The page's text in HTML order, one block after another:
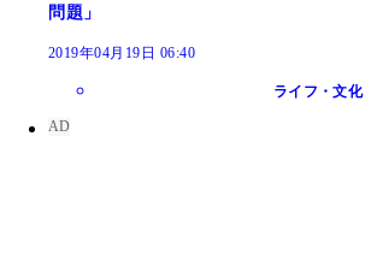
問題」
2019年04月19日 06:40
ライフ・文化